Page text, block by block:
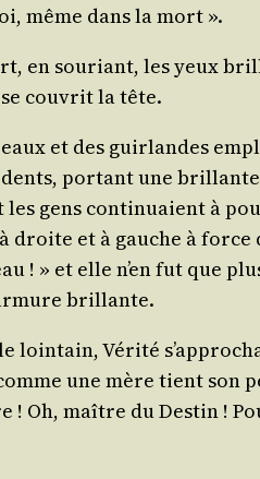
même dans la mort ».
en sou­riant, les yeux
cou­vrit la tête.
et des guir­landes
por­tant une
gens conti­nuaient à
et à gauche à
! » et elle n’en fut que
brillante.
Véri­té
une mère tient
! Oh, maître du Des­tin !